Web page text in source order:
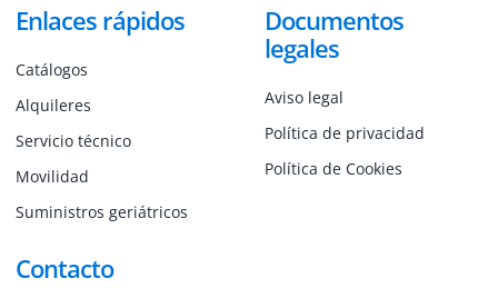
Enlaces rápidos
Catálogos
Alquileres
Servicio técnico
Movilidad
Suministros geriátricos
Documentos
legales
Aviso legal
Política de privacidad
Política de Cookies
Contacto